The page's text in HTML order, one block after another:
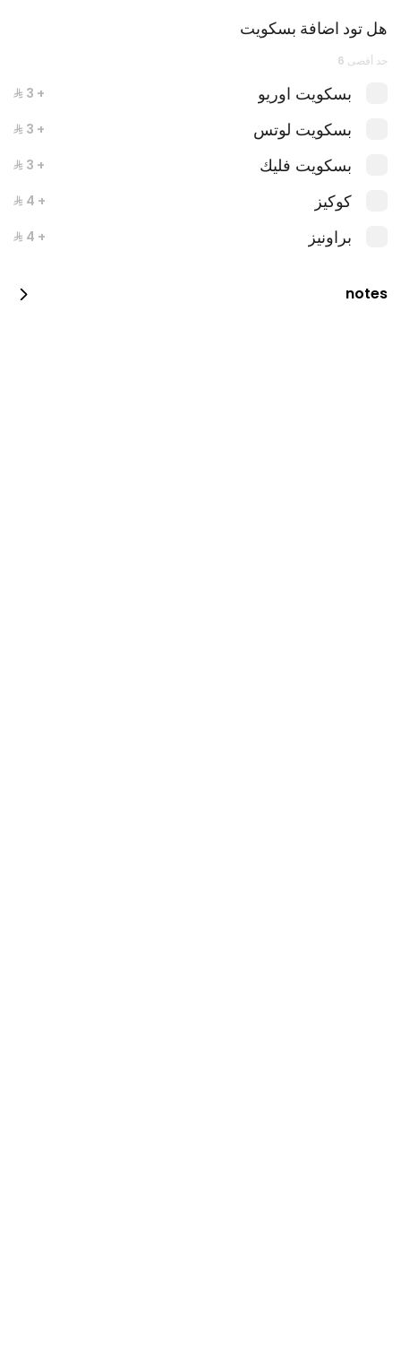
هل تود اضافة بسكويت
حد أقصى 6
بسكويت اوريو + ⁨⁦‪‬ 3⁩
بسكويت لوتس + ⁨⁦‪‬ 3⁩
بسكويت فليك + ⁨⁦‪‬ 3⁩
كوكيز + ⁨⁦‪‬ 4⁩
براونيز + ⁨⁦‪‬ 4⁩
notes